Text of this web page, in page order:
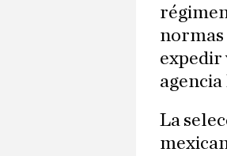
normas
expedir
La